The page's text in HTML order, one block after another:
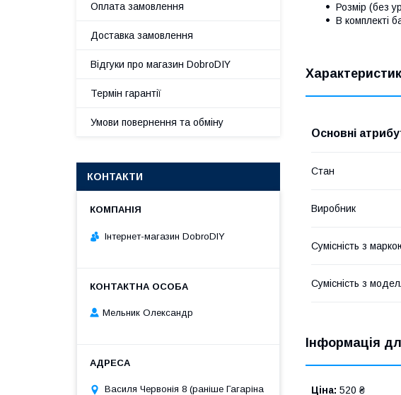
Розмір (без
В комплекті
Основні
Стан
Виробник
Сумісність з
Сумісність з
Інформація
Ціна: 520 ₴
Оплата замовлення
Доставка замовлення
Відгуки про магазин DobroDIY
Термін гарантії
Умови повернення та обміну
КОНТАКТИ
Інтернет-магазин DobroDIY
Мельник Олександр
Василя Червонія 8 (раніше Гагаріна